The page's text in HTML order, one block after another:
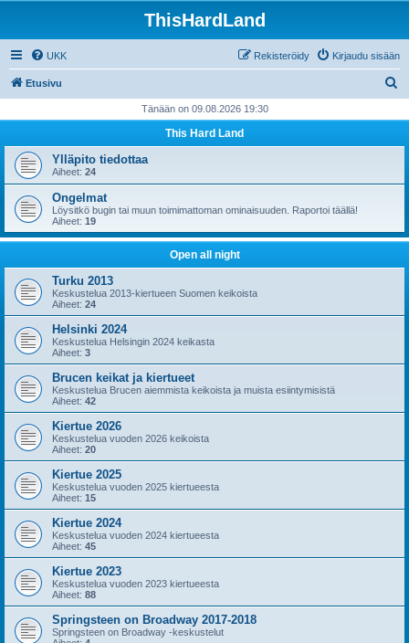
ThisHardLand
UKK Kirjaudu sisään
Rekisteröidy
Etusivu
i
Tänään on 09.08.2026 19:30
This Hard Land
Ylläpito tiedottaa
Aiheet: 24
Ongelmat
Löysitkö bugin tai muun toimimattoman ominaisuuden. Raportoi täällä!
Aiheet: 19
Open all night
Turku 2013
Keskustelua 2013-kiertueen Suomen keikoista
Aiheet: 24
Helsinki 2024
Keskustelua Helsingin 2024 keikasta
Aiheet: 3
Brucen keikat ja kiertueet
Keskustelua Brucen aiemmista keikoista ja muista esiintymisistä
Aiheet: 42
Kiertue 2026
Keskustelua vuoden 2026 keikoista
Aiheet: 20
Kiertue 2025
Keskustelua vuoden 2025 kiertueesta
Aiheet: 15
Kiertue 2024
Keskustelua vuoden 2024 kiertueesta
Aiheet: 45
Kiertue 2023
Keskustelua vuoden 2023 kiertueesta
Aiheet: 88
Springsteen on Broadway 2017-2018
Springsteen on Broadway -keskustelut